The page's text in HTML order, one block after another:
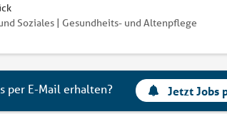
Soziales | Gesundheits- und Altenpflege
per E-Mail erhalten? Jetzt Jobs